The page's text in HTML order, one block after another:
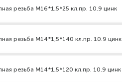
резьба M16*1,5*25 кл.пр. 10.9 цинк
резьба M14*1,5*140 кл.пр. 10.9 цинк
резьба M14*1,5*120 кл.пр. 10.9 цинк